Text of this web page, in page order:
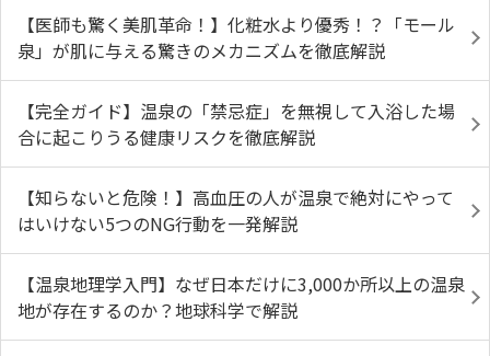
【医師も驚く美肌革命！】化粧水より優秀！？「モール
泉」が肌に与える驚きのメカニズムを徹底解説
【完全ガイド】温泉の「禁忌症」を無視して入浴した場
合に起こりうる健康リスクを徹底解説
【知らないと危険！】高血圧の人が温泉で絶対にやって
はいけない5つのNG行動を一発解説
【温泉地理学入門】なぜ日本だけに3,000か所以上の温泉
地が存在するのか？地球科学で解説